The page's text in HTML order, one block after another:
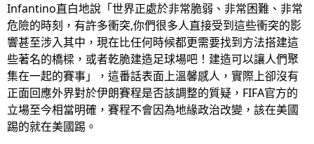
Infantino直白地說「世界正處於非常脆弱、非常困難、非常
危險的時刻，有許多衝突,你們很多人直接受到這些衝突的影
響甚至涉入其中，現在比任何時候都更需要找到方法搭建這
些著名的橋樑，或者乾脆建造足球場吧！建造可以讓人們聚
集在一起的賽事」，這番話表面上溫馨感人，實際上卻沒有
正面回應外界對於伊朗賽程是否該調整的質疑，FIFA官方的
立場至今相當明確，賽程不會因為地緣政治改變，該在美國
踢的就在美國踢。